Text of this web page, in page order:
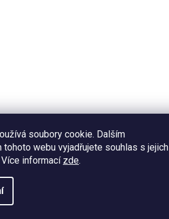
soubory cookie. Dalším
tohoto webu vyjadřujete souhlas s jejich
informací zde.